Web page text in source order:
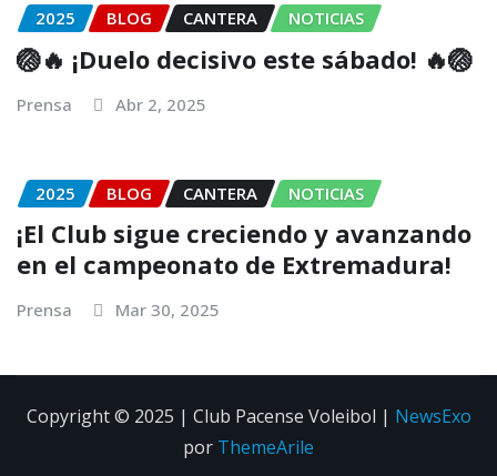
2025 BLOG CANTERA NOTICIAS
🏐🔥 ¡Duelo decisivo este sábado! 🔥🏐
Prensa Abr 2, 2025
2025 BLOG CANTERA NOTICIAS
¡El Club sigue creciendo y avanzando
en el campeonato de Extremadura!
Prensa Mar 30, 2025
Copyright © 2025 | Club Pacense Voleibol | NewsExo
por ThemeArile